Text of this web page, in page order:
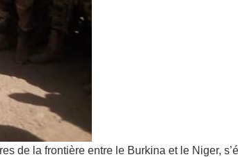
de la frontière entre le Burkina et le Niger,